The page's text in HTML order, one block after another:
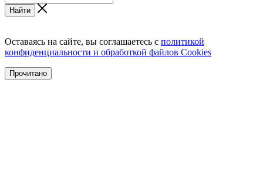
Найти
Оставаясь на сайте, вы соглашаетесь с политикой
конфиденциальности и обработкой файлов Cookies
Прочитано